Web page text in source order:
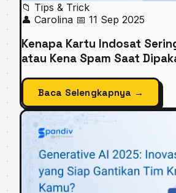
📁 Tips & Trick
👤 Carolina 📅 11 Sep 2025
Kenapa Kartu Indosat
atau Kena Spam Saat
Baca Selengkapnya →